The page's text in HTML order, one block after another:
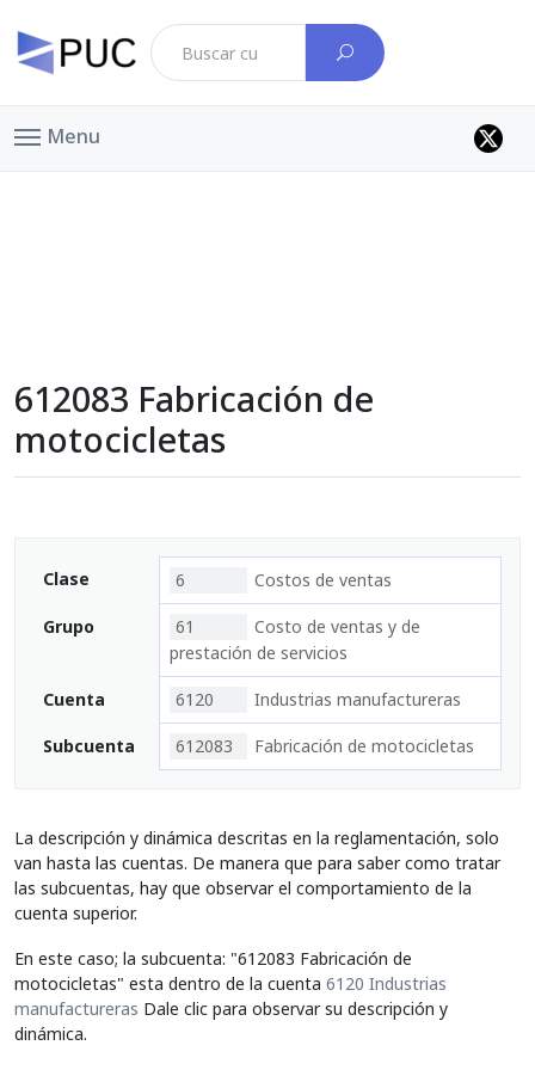
Menu
612083 Fabricación de
motocicletas
Clase 6 Costos de ventas
Grupo 61
Costo de ventas y de
prestación de servicios
Cuenta 6120 Industrias manufactureras
Subcuenta 612083 Fabricación de motocicletas
La descripción y dinámica descritas en la reglamentación, solo
van hasta las cuentas. De manera que para saber como tratar
las subcuentas, hay que observar el comportamiento de la
cuenta superior.
En este caso; la subcuenta: "612083 Fabricación de
motocicletas" esta dentro de la cuenta 6120 Industrias
manufactureras Dale clic para observar su descripción y
dinámica.